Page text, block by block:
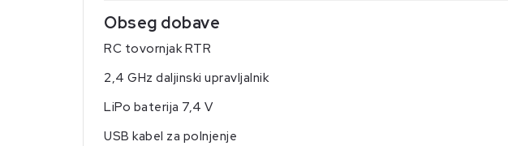
Obseg dobave
RC tovornjak RTR
2,4 GHz daljinski upravljalnik
LiPo baterija 7,4 V
USB kabel za polnjenje